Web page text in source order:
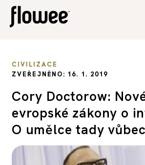
PSYCHOLOGIE
CIVILIZACE
ZVEŘEJNĚNO: 16. 1. 2019
Cory Doctorow:
evropské zákony o
O umělce tady